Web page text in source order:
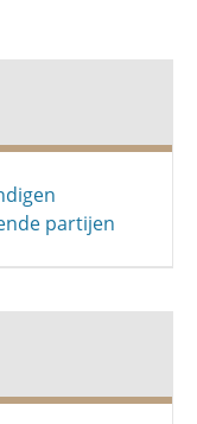
partijen